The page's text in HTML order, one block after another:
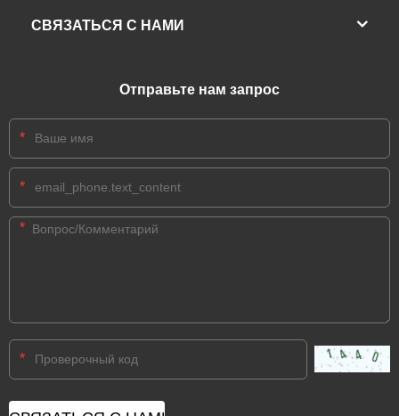
СВЯЗАТЬСЯ С НАМИ
Отправьте нам запрос
*
*
*
*